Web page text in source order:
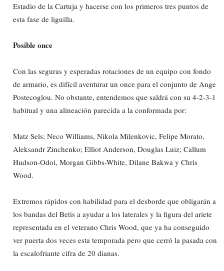
Estadio de la Cartuja y hacerse con los primeros tres puntos de
esta fase de liguilla.
Posible once
Con las seguras y esperadas rotaciones de un equipo con fondo
de armario, es difícil aventurar un once para el conjunto de Ange
Postecoglou. No obstante, entendemos que saldrá con su 4-2-3-1
habitual y una alineación parecida a la conformada por:
Matz Sels; Neco Williams, Nikola Milenkovic, Felipe Morato,
Aleksandr Zinchenko; Elliot Anderson, Douglas Luiz; Callum
Hudson-Odoi, Morgan Gibbs-White, Dilane Bakwa y Chris
Wood.
Extremos rápidos con habilidad para el desborde que obligarán a
los bandas del Betis a ayudar a los laterales y la figura del ariete
representada en el veterano Chris Wood, que ya ha conseguido
ver puerta dos veces esta temporada pero que cerró la pasada con
la escalofriante cifra de 20 dianas.